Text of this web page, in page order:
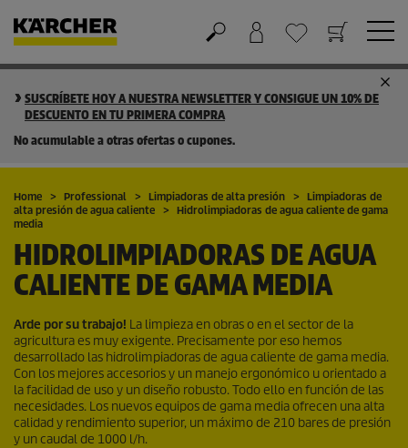
SUSCRÍBETE HOY A NUESTRA NEWSLETTER Y CONSIGUE UN 10% DE
DESCUENTO EN TU PRIMERA COMPRA
No acumulable a otras ofertas o cupones.
Home Professional Limpiadoras de alta presión
Limpiadoras de
alta presión de agua caliente
Hidrolimpiadoras de agua caliente de gama
media
HIDROLIMPIADORAS DE AGUA
CALIENTE DE GAMA MEDIA
Arde por su trabajo! La limpieza en obras o en el sector de la
agricultura es muy exigente. Precisamente por eso hemos
desarrollado las hidrolimpiadoras de agua caliente de gama media.
Con los mejores accesorios y un manejo ergonómico u orientado a
la facilidad de uso y un diseño robusto. Todo ello en función de las
necesidades. Los nuevos equipos de gama media ofrecen una alta
calidad y rendimiento superior, un máximo de 210 bares de presión
y un caudal de 1000 l/h.